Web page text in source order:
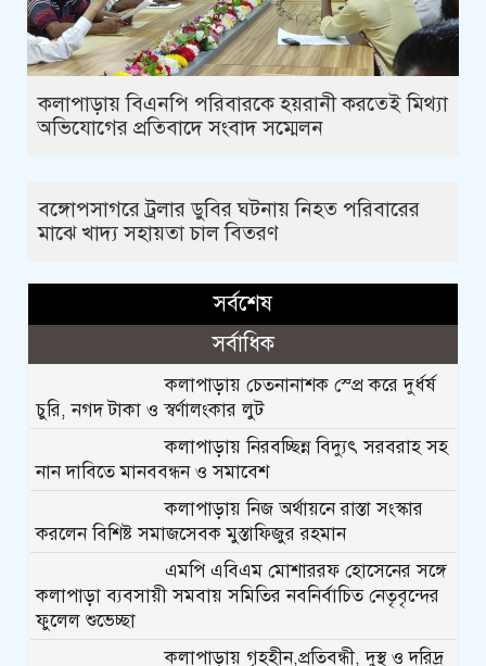
কলাপাড়ায় বিএনপি পরিবারকে হয়রানী করতেই মিথ্যা
অভিযোগের প্রতিবাদে সংবাদ সম্মেলন
বঙ্গোপসাগরে ট্রলার ডুবির ঘটনায় নিহত পরিবারের
মাঝে খাদ্য সহায়তা চাল বিতরণ
সর্বশেষ
সর্বাধিক
কলাপাড়ায় চেতনানাশক স্প্রে করে দুর্ধর্ষ
চুরি, নগদ টাকা ও স্বর্ণালংকার লুট
কলাপাড়ায় নিরবচ্ছিন্ন বিদ্যুৎ সরবরাহ সহ
নান দাবিতে মানববন্ধন ও সমাবেশ
কলাপাড়ায় নিজ অর্থায়নে রাস্তা সংস্কার
করলেন বিশিষ্ট সমাজসেবক মুস্তাফিজুর রহমান
এমপি এবিএম মোশাররফ হোসেনের সঙ্গে
কলাপাড়া ব্যবসায়ী সমবায় সমিতির নবনির্বাচিত নেতৃবৃন্দের
ফুলেল শুভেচ্ছা
কলাপাড়ায় গৃহহীন,প্রতিবন্ধী, দুস্থ ও দরিদ্র